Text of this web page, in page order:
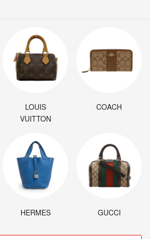
LOUIS
VUITTON
COACH
HERMES GUCCI